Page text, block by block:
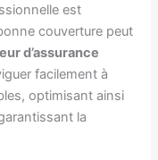
est
couverture peut
d’assurance
facilement à
optimisant ainsi
la